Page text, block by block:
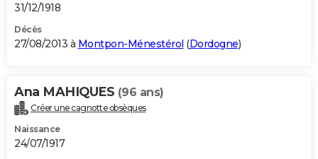
31/12/1918
Décès
27/08/2013 à Montpon-Ménestérol (Dordogne)
Ana MAHIQUES (96 ans)
Créer une cagnotte obsèques
Naissance
24/07/1917